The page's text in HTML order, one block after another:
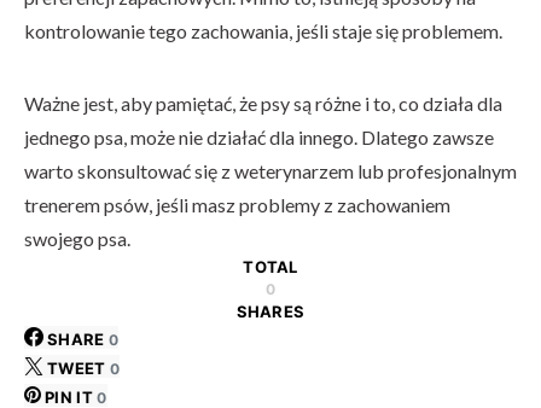
kontrolowanie tego zachowania, jeśli staje się problemem.
Ważne jest, aby pamiętać, że psy są różne i to, co działa dla
jednego psa, może nie działać dla innego. Dlatego zawsze
warto skonsultować się z weterynarzem lub profesjonalnym
trenerem psów, jeśli masz problemy z zachowaniem
swojego psa.
TOTAL
0
SHARES
SHARE 0
TWEET 0
PIN IT 0